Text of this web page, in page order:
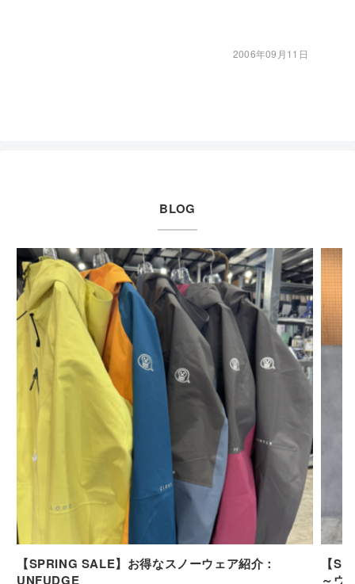
2006年09月11日
BLOG
【SPRING SALE】お得なスノーウェア紹介：
UNFUDGE
【
～ウ